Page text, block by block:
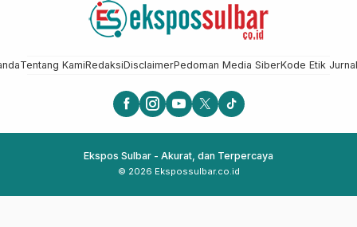
Tentang KamiRedaksiDisclaimerPedoman Media SiberKode Etik
Ekspos Sulbar - Akurat, dan Terpercaya
© 2026 Ekspossulbar.co.id